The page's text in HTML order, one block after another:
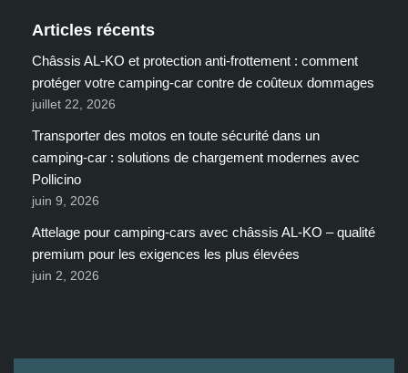
Articles récents
Châssis AL-KO et protection anti-frottement : comment
protéger votre camping-car contre de coûteux dommages
juillet 22, 2026
Transporter des motos en toute sécurité dans un
camping-car : solutions de chargement modernes avec
Pollicino
juin 9, 2026
Attelage pour camping-cars avec châssis AL-KO – qualité
premium pour les exigences les plus élevées
juin 2, 2026